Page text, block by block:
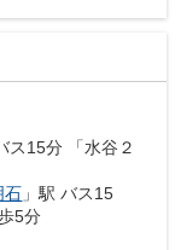
ス15分 「水谷２
石 」駅 バス15
5分